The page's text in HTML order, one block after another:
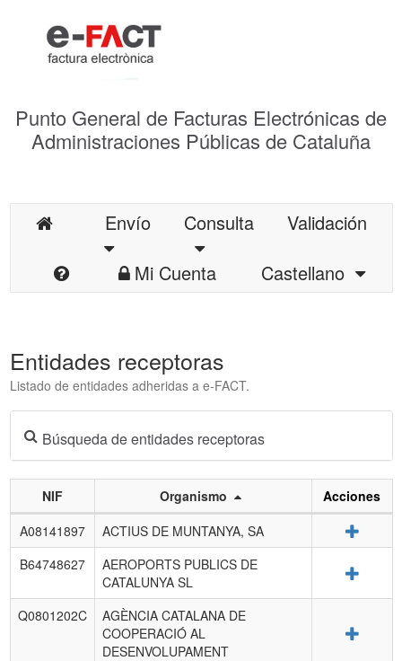
Punto General de Facturas Electrónicas de
Administraciones Públicas de Cataluña
Envío Consulta
Validación
Mi Cuenta
Castellano
Entidades receptoras
Listado de entidades adheridas a e-FACT.
Búsqueda de entidades receptoras
Listado
de
entidades
NIF Organismo
Acciones
A08141897
ACTIUS DE MUNTANYA, SA
B64748627
AEROPORTS PUBLICS DE
CATALUNYA SL
Q0801202C
AGÈNCIA CATALANA DE
COOPERACIÓ AL
DESENVOLUPAMENT